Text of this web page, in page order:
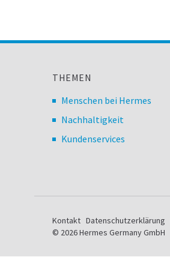
THEMEN
Menschen bei Hermes
Nachhaltigkeit
Kundenservices
Kontakt Datenschutzerklärung
© 2026 Hermes Germany GmbH